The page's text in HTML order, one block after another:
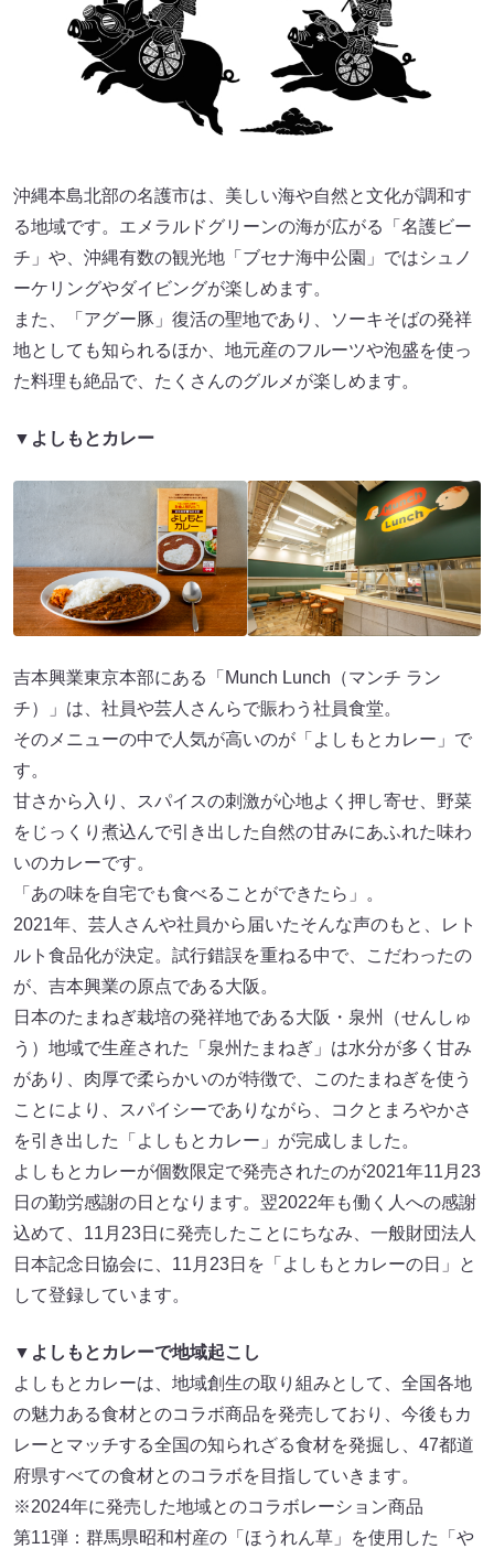
沖縄本島北部の名護市は、美しい海や自然と文化が調和す
る地域です。エメラルドグリーンの海が広がる「名護ビー
チ」や、沖縄有数の観光地「ブセナ海中公園」ではシュノ
ーケリングやダイビングが楽しめます。
また、「アグー豚」復活の聖地であり、ソーキそばの発祥
地としても知られるほか、地元産のフルーツや泡盛を使っ
た料理も絶品で、たくさんのグルメが楽しめます。
▼よしもとカレー
吉本興業東京本部にある「Munch Lunch（マンチ ラン
チ）」は、社員や芸人さんらで賑わう社員食堂。
そのメニューの中で人気が高いのが「よしもとカレー」で
す。
甘さから入り、スパイスの刺激が心地よく押し寄せ、野菜
をじっくり煮込んで引き出した自然の甘みにあふれた味わ
いのカレーです。
「あの味を自宅でも食べることができたら」。
2021年、芸人さんや社員から届いたそんな声のもと、レト
ルト食品化が決定。試行錯誤を重ねる中で、こだわったの
が、吉本興業の原点である大阪。
日本のたまねぎ栽培の発祥地である大阪・泉州（せんしゅ
う）地域で生産された「泉州たまねぎ」は水分が多く甘み
があり、肉厚で柔らかいのが特徴で、このたまねぎを使う
ことにより、スパイシーでありながら、コクとまろやかさ
を引き出した「よしもとカレー」が完成しました。
よしもとカレーが個数限定で発売されたのが2021年11月23
日の勤労感謝の日となります。翌2022年も働く人への感謝
込めて、11月23日に発売したことにちなみ、一般財団法人
日本記念日協会に、11月23日を「よしもとカレーの日」と
して登録しています。
▼よしもとカレーで地域起こし
よしもとカレーは、地域創生の取り組みとして、全国各地
の魅力ある食材とのコラボ商品を発売しており、今後もカ
レーとマッチする全国の知られざる食材を発掘し、47都道
府県すべての食材とのコラボを目指していきます。
※2024年に発売した地域とのコラボレーション商品
第11弾：群馬県昭和村産の「ほうれん草」を使用した「や